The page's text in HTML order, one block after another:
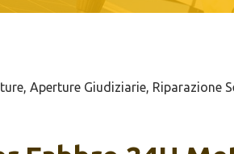
Aperture Giudiziarie, Riparazione